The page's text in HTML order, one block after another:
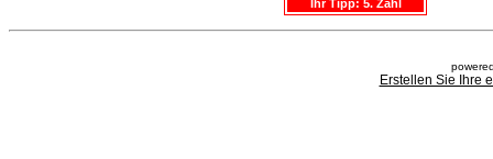
Ihr Tipp: 5. Zahl
Erstellen Sie Ihre